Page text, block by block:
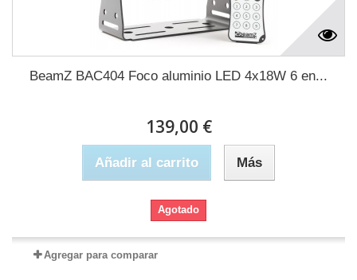
BeamZ BAC404 Foco aluminio LED 4x18W 6 en...
139,00 €
Añadir al carrito Más
Agotado
Agregar para comparar